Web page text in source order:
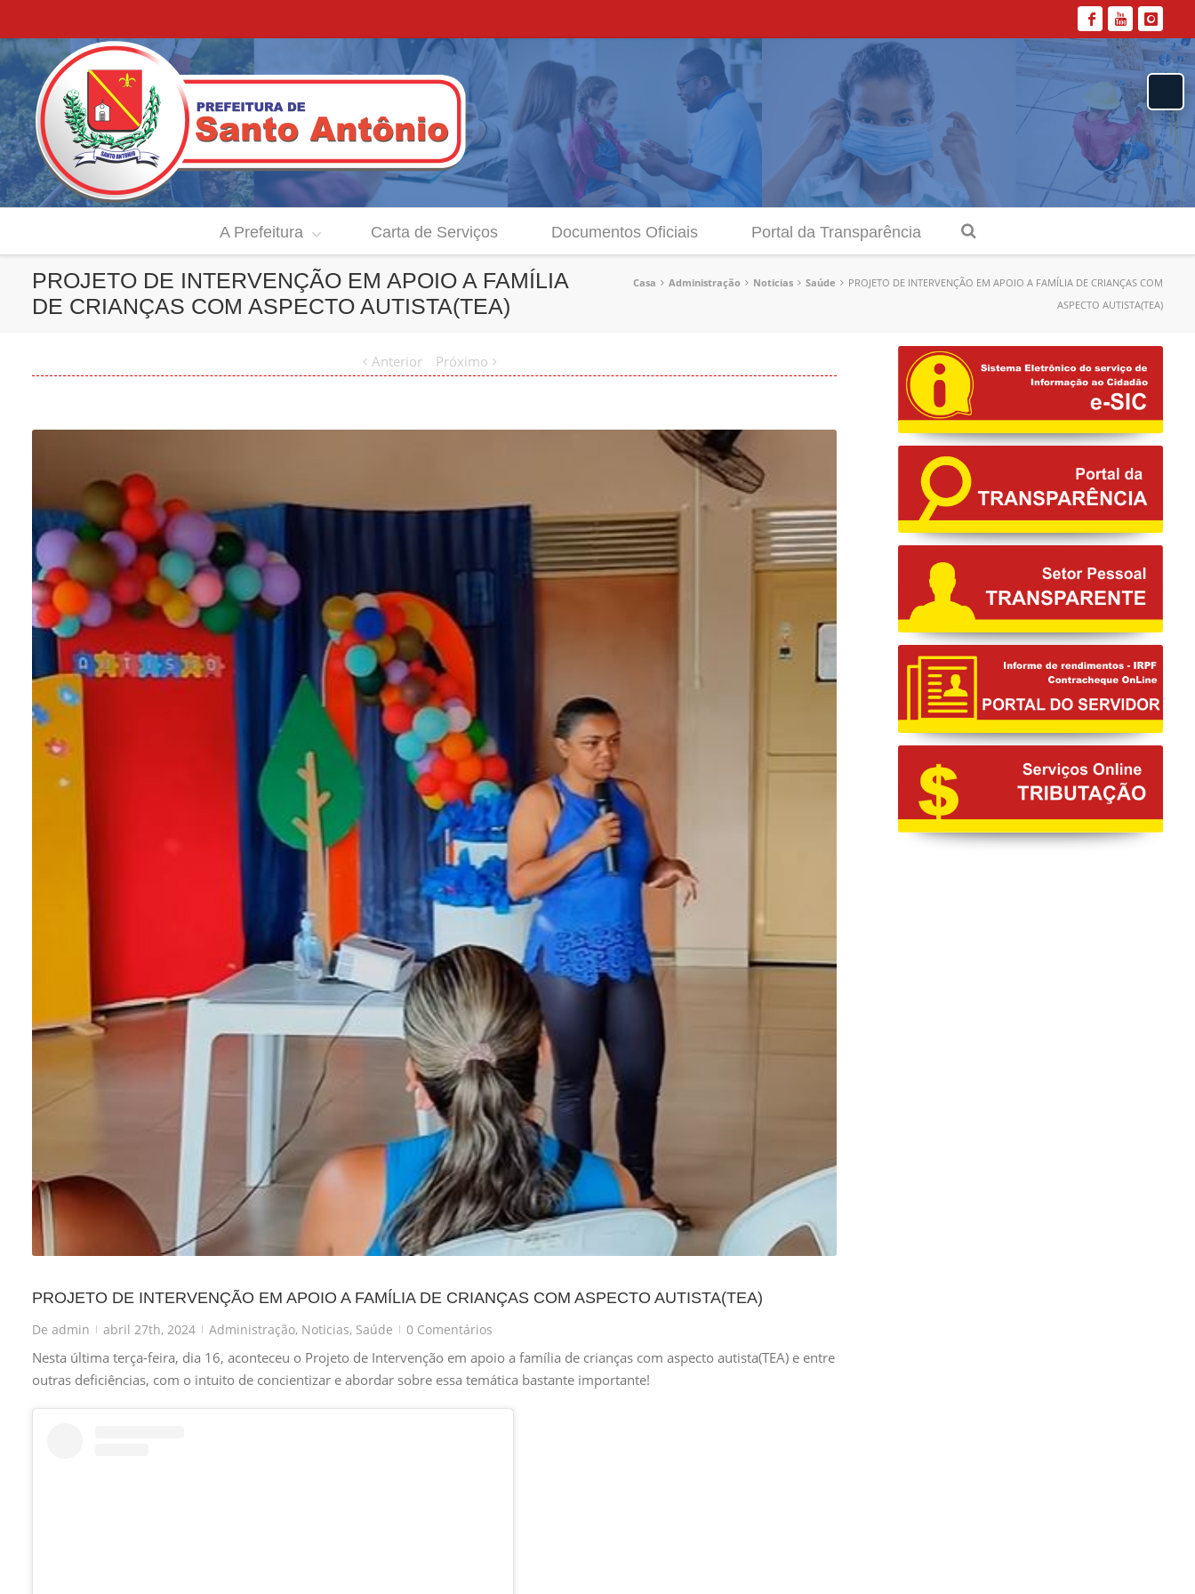
A Prefeitura Carta de Serviços Documentos Oficiais Portal da Transparência
PROJETO DE INTERVENÇÃO EM APOIO A FAMÍLIA
DE CRIANÇAS COM ASPECTO AUTISTA(TEA)
Casa Administração Noticias Saúde
PROJETO DE INTERVENÇÃO EM APOIO A FAMÍLIA DE CRIANÇAS COM
ASPECTO AUTISTA(TEA)
Anterior Próximo
PROJETO DE INTERVENÇÃO EM APOIO A FAMÍLIA DE CRIANÇAS COM ASPECTO AUTISTA(TEA)
De admin | abril 27th, 2024 | Administração, Noticias, Saúde | 0 Comentários
Nesta última terça-feira, dia 16, aconteceu o Projeto de Intervenção em apoio a família de crianças com aspecto autista(TEA) e entre
outras deficiências, com o intuito de concientizar e abordar sobre essa temática bastante importante!